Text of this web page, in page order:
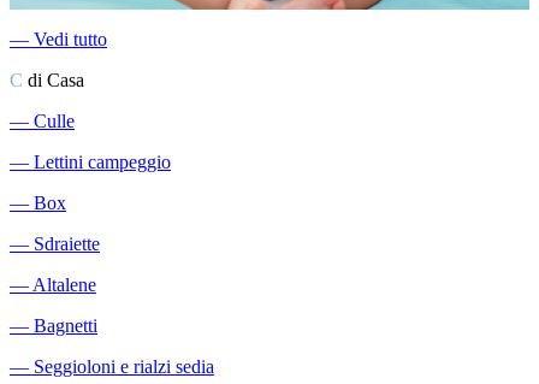
― Vedi tutto
C di Casa
― Culle
― Lettini campeggio
― Box
― Sdraiette
―Altalene
― Bagnetti
― Seggioloni e rialzi sedia